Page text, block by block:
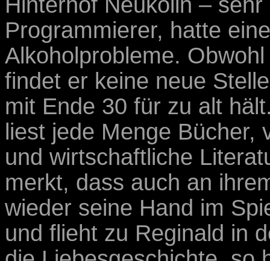
Programmierer, hatte
Alkoholprobleme.
findet er keine neue
mit Ende 30 für zu alt
liest jede Menge Bücher,
und wirtschaftliche
merkt, dass auch an
wieder seine Hand im
und flieht zu Reginald in